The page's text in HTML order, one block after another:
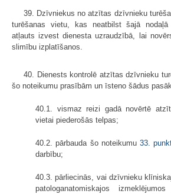
39. Dzīvniekus no atzītas dzīvnieku
turēšanas vietu, kas neatbilst šajā nodaļā
atļauts izvest dienesta uzraudzībā, lai
slimību izplatīšanos.
40. Dienests kontrolē atzītas dzīvnieku
šo noteikumu prasībām un īsteno šādus
40.1. vismaz reizi gadā novērtē
vietai piederošās telpas;
40.2. pārbauda šo noteikumu33.
darbību;
40.3. pārliecinās, vai dzīvnieku
patologanatomiskajos